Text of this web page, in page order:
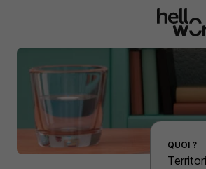
Effectuer une recherche d'emploi par localité
QUOI ?